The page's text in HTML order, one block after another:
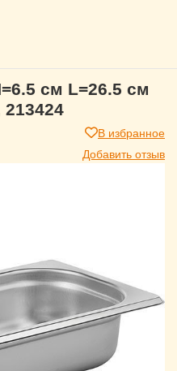
см L=26.5 см
В избранное
Добавить отзыв